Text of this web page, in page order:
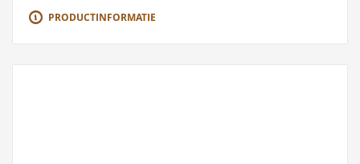
PRODUCTINFORMATIE